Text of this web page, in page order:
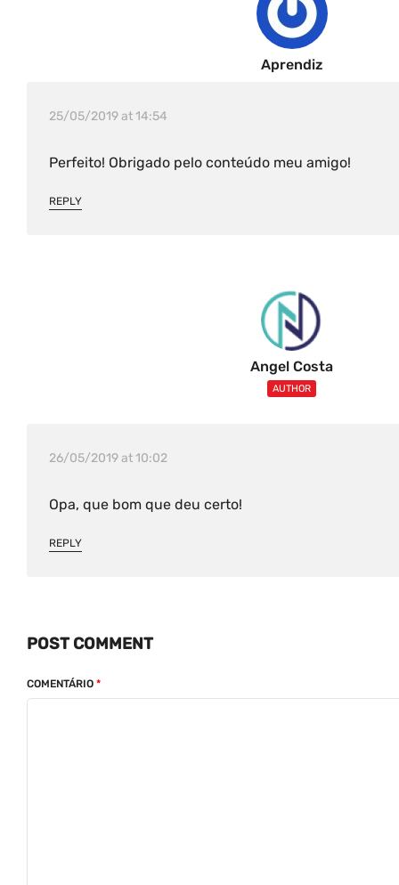
Aprendiz
25/05/2019 at 14:54
Perfeito! Obrigado pelo conteúdo meu amigo!
REPLY
Angel Costa
AUTHOR
26/05/2019 at 10:02
Opa, que bom que deu certo!
REPLY
POST COMMENT
COMENTÁRIO *